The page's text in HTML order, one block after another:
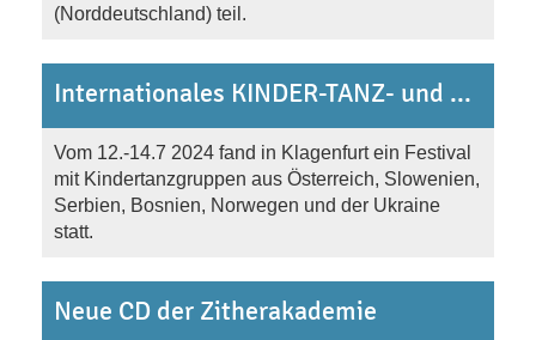
(Norddeutschland) teil.
Internationales KINDER-TANZ- und FRIEDENS FESTIVAL
Vom 12.-14.7 2024 fand in Klagenfurt ein Festival
mit Kindertanzgruppen aus Österreich, Slowenien,
Serbien, Bosnien, Norwegen und der Ukraine
statt.
Neue CD der Zitherakademie